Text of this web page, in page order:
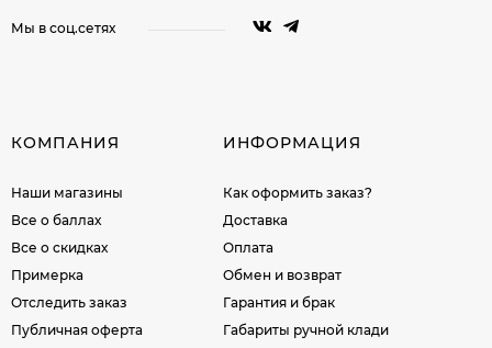
Мы в соц.сетях
КОМПАНИЯ
Наши магазины
Все о баллах
Все о скидках
Примерка
Отследить заказ
Публичная оферта
ИНФОРМАЦИЯ
Как оформить заказ?
Доставка
Оплата
Обмен и возврат
Гарантия и брак
Габариты ручной клади